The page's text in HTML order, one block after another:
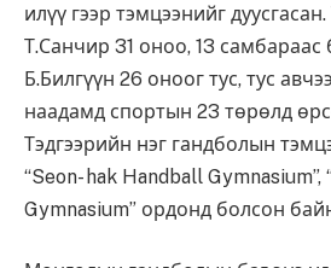
илүү гээр тэмцээнийг
Т.Санчир 31 оноо, 13
Б.Билгүүн 26 оноог тус, тус
наадамд спортын 23 төрөлд
Тэдгээрийн нэг гандболын
“Seon- hak Handball Gymnasium”,
Gymnasium” ордонд болсон